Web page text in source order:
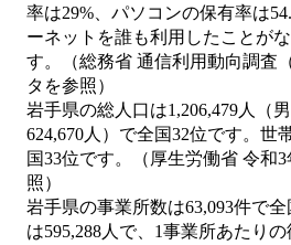
率は29%、パソコンの保有率は
ーネットを誰も利用したことが
す。（総務省 通信利用動向調査
タを参照）
岩手県の総人口は1,206,479人（男
624,670人）で全国32位です。世
国33位です。（厚生労働省 令和
照）
岩手県の事業所数は63,093件で
は595,288人で、1事業所あたり